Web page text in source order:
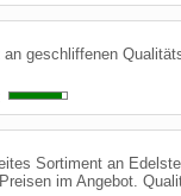
geschliffenen
Sortiment an
im Angebot.